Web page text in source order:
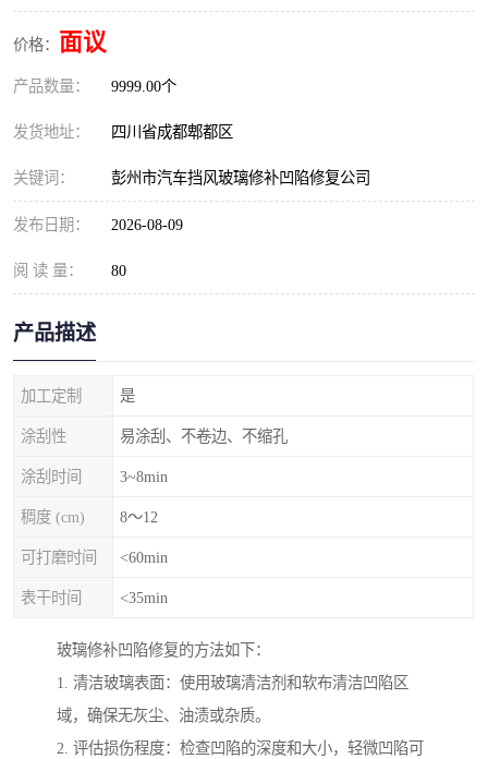
价格： 面议
产品数量： 9999.00个
发货地址： 四川省成都郫都区
关键词： 彭州市汽车挡风玻璃修补凹陷修复公司
发布日期： 2026-08-09
阅 读 量： 80
产品描述
加工定制 是
涂刮性 易涂刮、不卷边、不缩孔
涂刮时间 3~8min
稠度 (cm) 8～12
可打磨时间 <60min
表干时间 <35min
玻璃修补凹陷修复的方法如下：
1. 清洁玻璃表面：使用玻璃清洁剂和软布清洁凹陷区
域，确保无灰尘、油渍或杂质。
2. 评估损伤程度：检查凹陷的深度和大小，轻微凹陷可